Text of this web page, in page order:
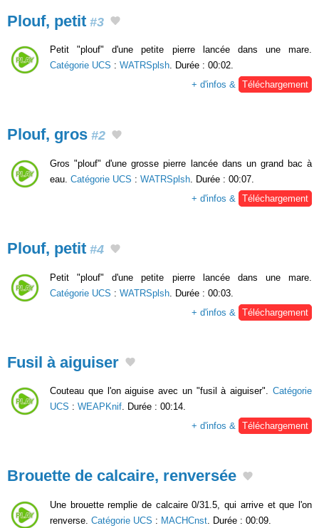
Plouf, petit #3
Petit "plouf" d'une petite pierre lancée dans une mare.
Catégorie UCS : WATRSplsh. Durée : 00:02.
+ d'infos & Téléchargement
Plouf, gros #2
Gros "plouf" d'une grosse pierre lancée dans un grand bac à
eau. Catégorie UCS : WATRSplsh . Durée : 00:07.
+ d'infos &
Téléchargement
Plouf, petit #4
Petit "plouf" d'une petite pierre lancée dans une mare.
Catégorie UCS : WATRSplsh . Durée : 00:03.
+ d'infos &
Téléchargement
Fusil à aiguiser
Couteau que l'on aiguise avec un "fusil à aiguiser". Catégorie
UCS : WEAPKnif. Durée : 00:14.
+ d'infos & Téléchargement
Brouette de calcaire, renversée
Une brouette remplie de calcaire 0/31.5, qui arrive et que l'on
renverse. Catégorie UCS : MACHCnst . Durée : 00:09.